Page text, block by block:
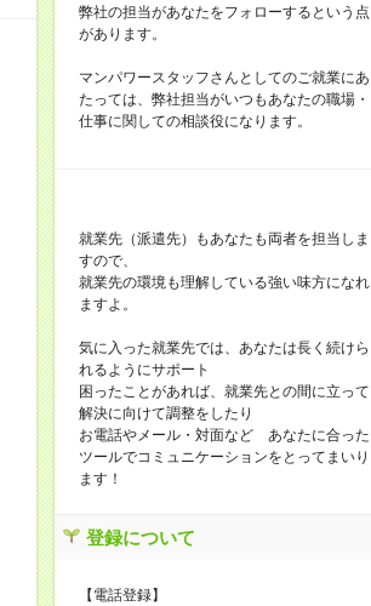
弊社の担当があなたをフォローするという点
があります。
マンパワースタッフさんとしてのご就業にあ
たっては、弊社担当がいつもあなたの職場・
仕事に関しての相談役になります。
就業先（派遣先）もあなたも両者を担当しま
すので、
就業先の環境も理解している強い味方になれ
ますよ。
気に入った就業先では、あなたは長く続けら
れるようにサポート
困ったことがあれば、就業先との間に立って
解決に向けて調整をしたり
お電話やメール・対面など あなたに合った
ツールでコミュニケーションをとってまいり
ます！
登録について
【電話登録】